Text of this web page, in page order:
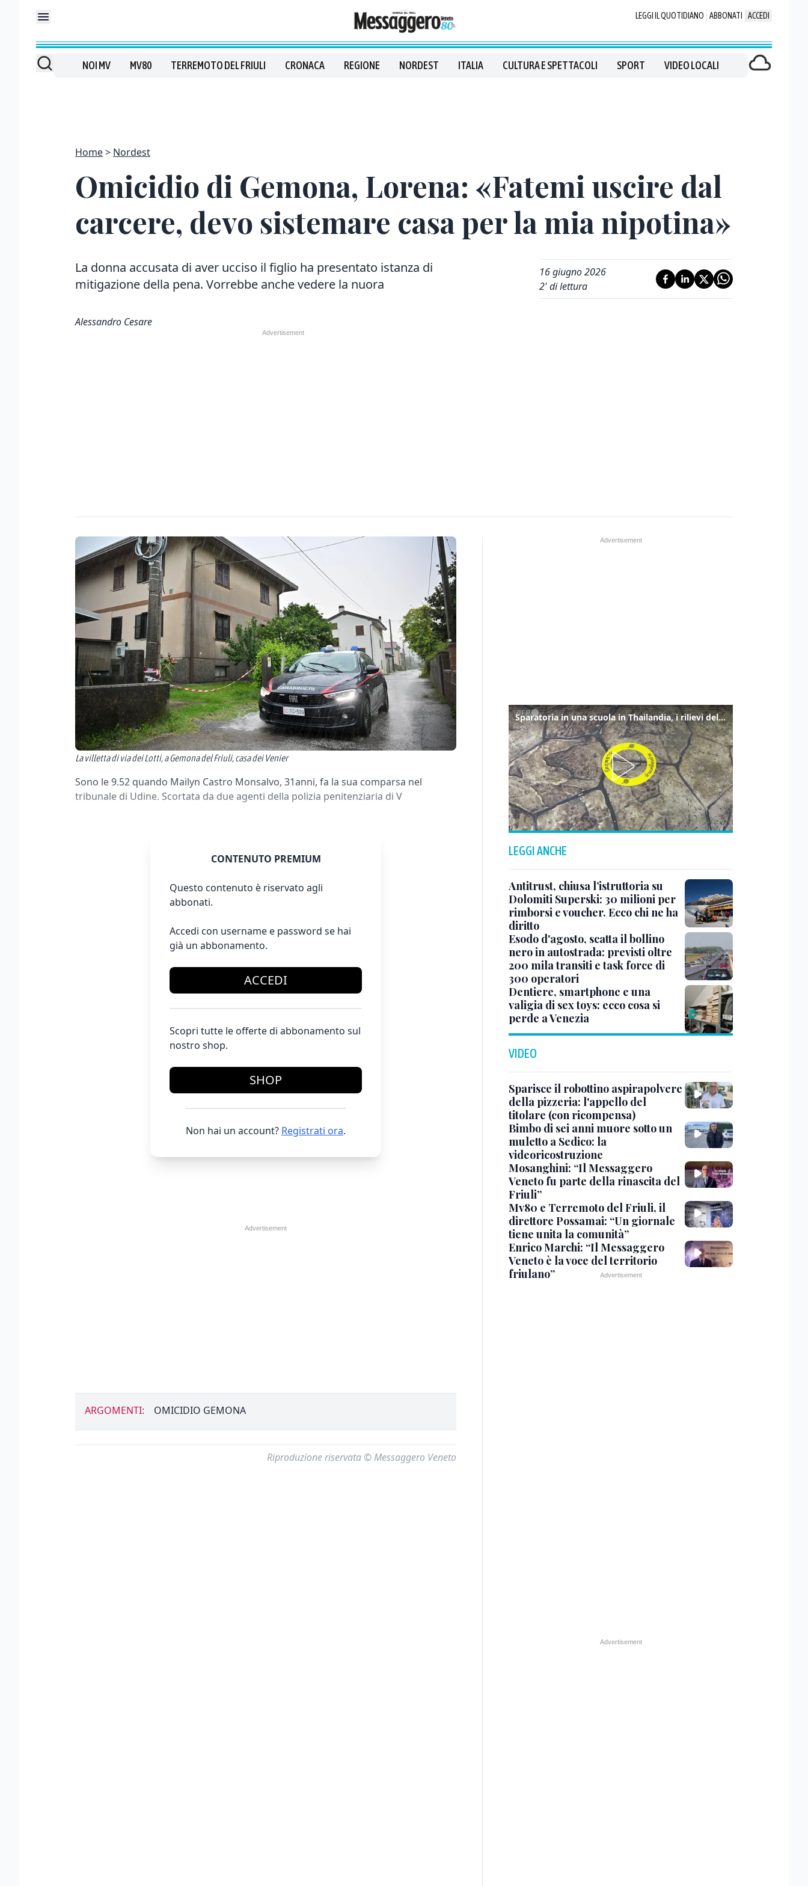
LEGGI IL QUOTIDIANO ABBONATI ACCEDI
NOI MV MV80 TERREMOTO DEL FRIULI CRONACA REGIONE NORDEST ITALIA CULTURA E SPETTACOLI SPORT VIDEO LOCALI
Home Nordest
Omicidio di Gemona, Lorena: «Fatemi uscire dal
carcere, devo sistemare casa per la mia nipotina»
La donna accusata di aver ucciso il figlio ha presentato istanza di
mitigazione della pena. Vorrebbe anche vedere la nuora
Alessandro Cesare
16 giugno 2026
2' di lettura
La villetta di via dei Lotti, a Gemona del Friuli, casa dei Venier
Sono le 9.52 quando Mailyn Castro Monsalvo, 31anni, fa la sua comparsa nel
tribunale di Udine. Scortata da due agenti della polizia penitenziaria di V
CONTENUTO PREMIUM
Questo contenuto è riservato agli
abbonati.
Accedi con username e password se hai
già un abbonamento.
ACCEDI
Scopri tutte le offerte di abbonamento sul
nostro shop.
SHOP
Non hai un account? Registrati ora.
ARGOMENTI: OMICIDIO GEMONA
Riproduzione riservata © Messaggero Veneto
Sparatoria in una scuola in Thailandia, i rilievi della polizia
LEGGI ANCHE
Antitrust, chiusa l’istruttoria su
Dolomiti Superski: 30 milioni per
rimborsi e voucher. Ecco chi ne ha
diritto
Esodo d'agosto, scatta il bollino
nero in autostrada: previsti oltre
200 mila transiti e task force di
300 operatori
Dentiere, smartphone e una
valigia di sex toys: ecco cosa si
perde a Venezia
VIDEO
Sparisce il robottino aspirapolvere
della pizzeria: l'appello del
titolare (con ricompensa)
Bimbo di sei anni muore sotto un
muletto a Sedico: la
videoricostruzione
Mosanghini: “Il Messaggero
Veneto fu parte della rinascita del
Friuli”
Mv80 e Terremoto del Friuli, il
direttore Possamai: “Un giornale
tiene unita la comunità”
Enrico Marchi: “Il Messaggero
Veneto è la voce del territorio
friulano”